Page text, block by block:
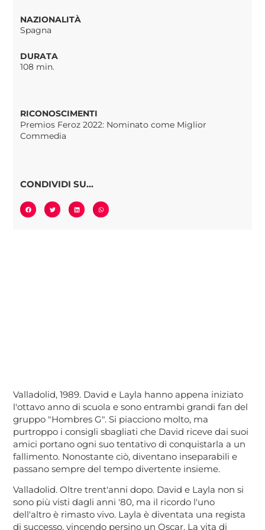
NAZIONALITÀ
Spagna
DURATA
108 min.
RICONOSCIMENTI
Premios Feroz 2022: Nominato come Miglior
Commedia
CONDIVIDI SU...
Valladolid, 1989. David e Layla hanno appena iniziato
l'ottavo anno di scuola e sono entrambi grandi fan del
gruppo "Hombres G". Si piacciono molto, ma
purtroppo i consigli sbagliati che David riceve dai suoi
amici portano ogni suo tentativo di conquistarla a un
fallimento. Nonostante ciò, diventano inseparabili e
passano sempre del tempo divertente insieme.
Valladolid. Oltre trent'anni dopo. David e Layla non si
sono più visti dagli anni '80, ma il ricordo l'uno
dell'altro è rimasto vivo. Layla è diventata una regista
di successo, vincendo persino un Oscar. La vita di